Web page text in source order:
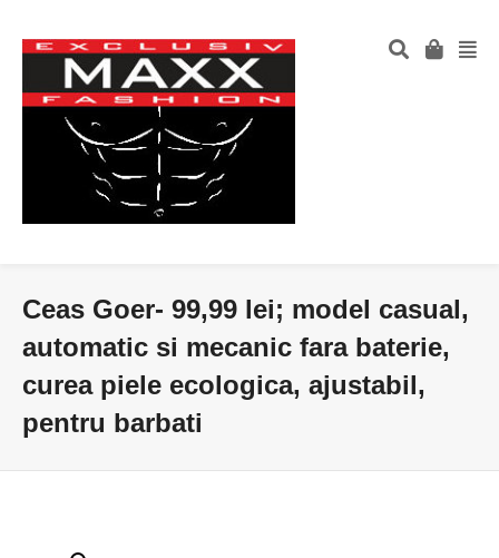
Ceas Goer- 99,99 lei; model casual,
automatic si mecanic fara baterie,
curea piele ecologica, ajustabil,
pentru barbati